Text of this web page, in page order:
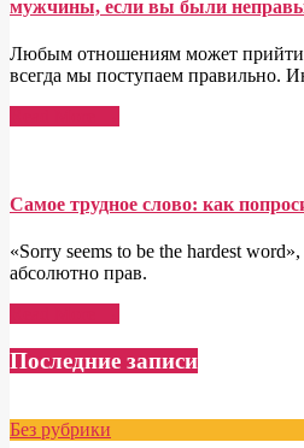
мужчины, если вы были
Любым отношениям может прийти
всегда мы поступаем правильно.
Самое трудное слово: как
«Sorry seems to be the hardest
абсолютно прав.
Последние записи
Без рубрики